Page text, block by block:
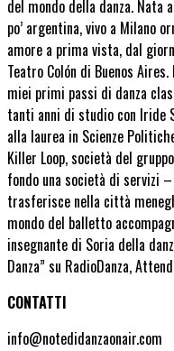
del mondo della danza. Nata
po’ argentina, vivo a Milano
amore a prima vista, dal
Teatro Colón di Buenos
miei primi passi di danza
tanti anni di studio con Iride
alla laurea in Scienze
Killer Loop, società del
fondo una società di servizi
trasferisce nella città
mondo del balletto
insegnante di Soria della
Danza” su RadioDanza,
CONTATTI
info@notedidanzaonair.com